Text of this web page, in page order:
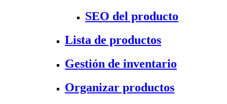
SEO del producto
Lista de productos
Gestión de inventario
Organizar productos